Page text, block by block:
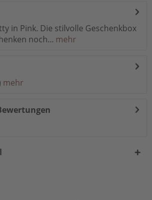
in Pink. Die stilvolle Geschenkbox
noch... mehr
mehr